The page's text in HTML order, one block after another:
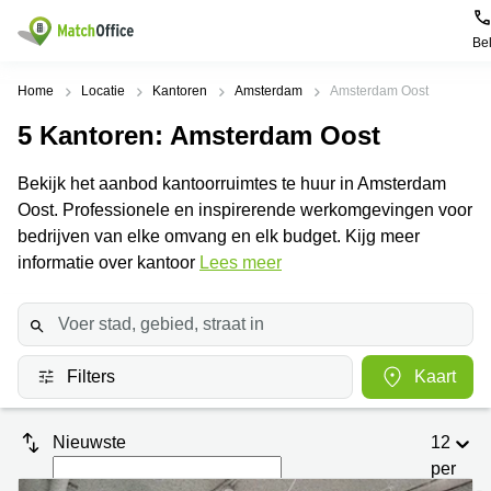
Bel
Huren / Verhuren
Productpagina's
Kantoorruimten
Business
Centers
Coworking
Vergaderruimten
Virtueel
Kantoor
Populaire
Alkmaar
Amsterdam
Oost
Amsterdam
Westpoort
Bergen
op
Zoom
Amersfoort
Breda
Populaire
Kantoorruimte
in Breda
Kantoor
Bergen
op
Zoom
Kantoor
huren
Kantoor
huren
Help
Over ons
Voeg je kantoorruimte toe
Huurprijs
Log in
Home Locatie Kantoren Amsterdam Amsterdam Oost
5 Kantoren: Amsterdam Oost
Bekijk het aanbod kantoorruimtes te huur in Amsterdam
Oost. Professionele en inspirerende werkomgevingen voor
bedrijven van elke omvang en elk budget. Kijg meer
informatie over kantoor Lees meer
Filters Kaart
Nieuwste
12
per